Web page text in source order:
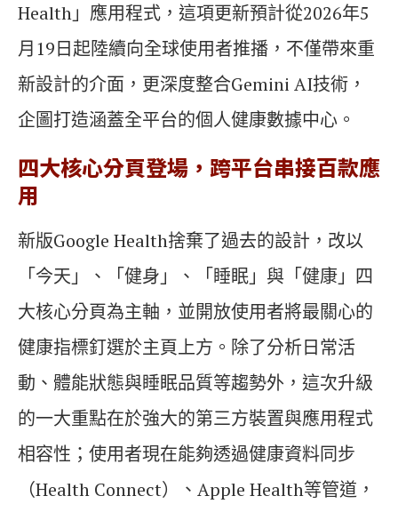
Health」應用程式，這項更新預計從2026年5
月19日起陸續向全球使用者推播，不僅帶來重
新設計的介面，更深度整合Gemini AI技術，
企圖打造涵蓋全平台的個人健康數據中心。
四大核心分頁登場，跨平台串接百款應
用
新版Google Health捨棄了過去的設計，改以
「今天」、「健身」、「睡眠」與「健康」四
大核心分頁為主軸，並開放使用者將最關心的
健康指標釘選於主頁上方。除了分析日常活
動、體能狀態與睡眠品質等趨勢外，這次升級
的一大重點在於強大的第三方裝置與應用程式
相容性；使用者現在能夠透過健康資料同步
（Health Connect）、Apple Health等管道，